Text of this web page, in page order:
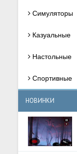
Симуляторы
Казуальные
Настольные
Спортивные
НОВИНКИ